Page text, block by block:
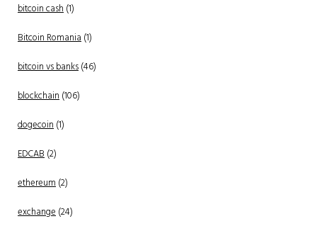
bitcoin cash(1)
Bitcoin Romania(1)
bitcoin vs banks(46)
blockchain(106)
dogecoin(1)
EDCAB(2)
ethereum(2)
exchange(24)